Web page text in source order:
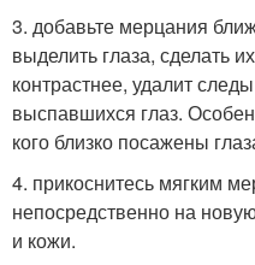
3. добавьте мерцания
выделить глаза, сделать
контрастнее, удалит
выспавшихся глаз.
кого близко посажены
4. прикоснитесь мягким
непосредственно на
и кожи.